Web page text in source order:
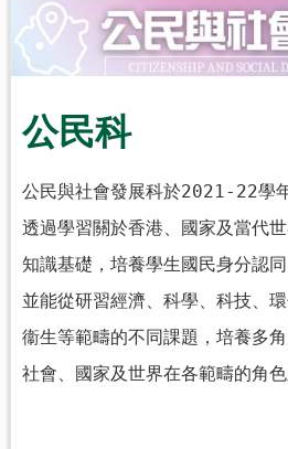
公民科
公民與社會發展科於2021-22學
透過學習關於香港、國家及當代
知識基礎，培養學生國民身分認
並能從研習經濟、科學、科技、
衞生等範疇的不同課題，培養多
社會、國家及世界在各範疇的角色